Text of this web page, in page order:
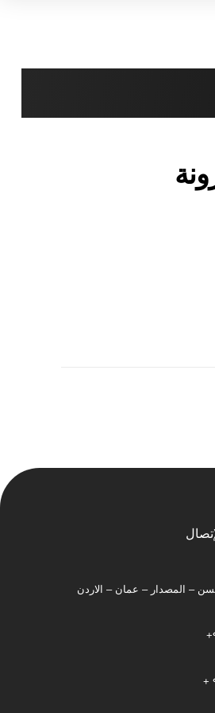
– المصدار – عمان – الاردن